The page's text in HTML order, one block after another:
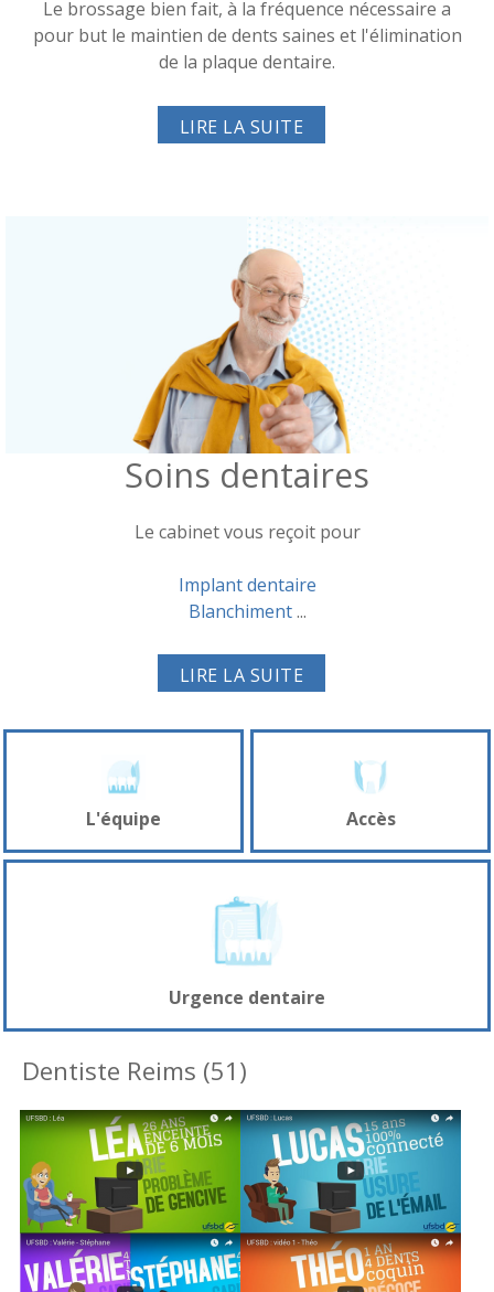
Le brossage bien fait, à la fréquence nécessaire a
pour but le maintien de dents saines et l'élimination
de la plaque dentaire.
LIRE LA SUITE
Soins dentaires
Le cabinet vous reçoit pour
Implant dentaire
Blanchiment...
LIRE LA SUITE
L'équipe Accès
Urgence dentaire
Dentiste Reims (51)